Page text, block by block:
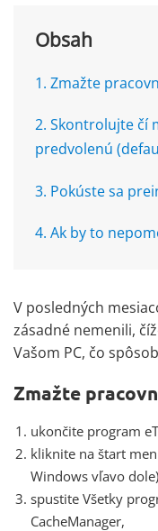
Obsah
1. Zmažte
2. Skontrolujte čí
predvolenú
3. Pokúste sa
4. Ak by to
V posledných
zásadné nemenili,
Vašom PC, čo
Zmažte
ukončite program
kliknite na štart
Windows vľavo
spustite Všetky
CacheManager,